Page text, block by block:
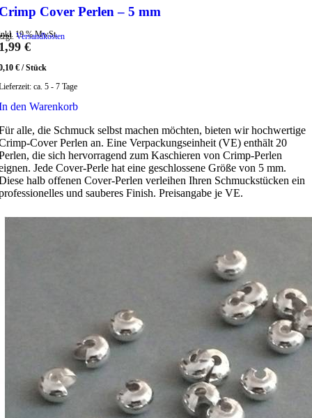
Cover Perlen – 5 mm
19 % MwSt.
Versandkosten
€
€ /Stück
ca. 5 - 7 Tage
den Warenkorb
alle, die Schmuck selbst machen möchten, bieten wir hochwertige
Cover Perlen an. Eine Verpackungseinheit (VE) enthält 20
die sich hervorragend zum Kaschieren von Crimp-Perlen
Jede Cover-Perle hat eine geschlossene Größe von 5 mm.
halb offenen Cover-Perlen verleihen Ihren Schmuckstücken ein
und sauberes Finish. Preisangabe je VE.